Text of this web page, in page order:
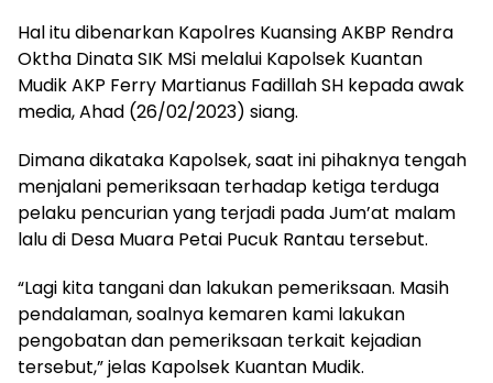
Hal itu dibenarkan Kapolres Kuansing AKBP Rendra
Oktha Dinata SIK MSi melalui Kapolsek Kuantan
Mudik AKP Ferry Martianus Fadillah SH kepada awak
media, Ahad (26/02/2023) siang.
Dimana dikataka Kapolsek, saat ini pihaknya tengah
menjalani pemeriksaan terhadap ketiga terduga
pelaku pencurian yang terjadi pada Jum’at malam
lalu di Desa Muara Petai Pucuk Rantau tersebut.
“Lagi kita tangani dan lakukan pemeriksaan. Masih
pendalaman, soalnya kemaren kami lakukan
pengobatan dan pemeriksaan terkait kejadian
tersebut,” jelas Kapolsek Kuantan Mudik.